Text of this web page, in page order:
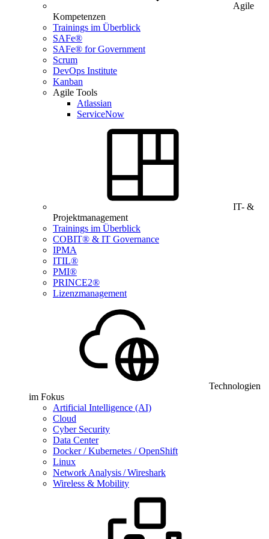
Agile
Kompetenzen
Trainings im Überblick
SAFe®
SAFe® for Government
Scrum
DevOps Institute
Kanban
Agile Tools
Atlassian
ServiceNow
IT- &
Projektmanagement
Trainings im Überblick
COBIT® & IT Governance
IPMA
ITIL®
PMI®
PRINCE2®
Lizenzmanagement
Technologien
im Fokus
Artificial Intelligence (AI)
Cloud
Cyber Security
Data Center
Docker / Kubernetes / OpenShift
Linux
Network Analysis / Wireshark
Wireless & Mobility